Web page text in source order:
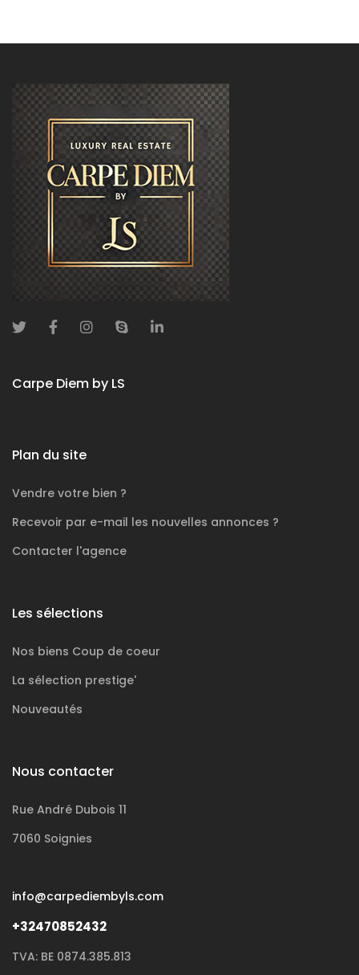
Carpe Diem by LS
Plan du site
Vendre votre bien ?
Recevoir par e-mail les nouvelles annonces ?
Contacter l'agence
Les sélections
Nos biens Coup de coeur
La sélection prestige'
Nouveautés
Nous contacter
Rue André Dubois 11
7060 Soignies
info@carpediembyls.com
+32470852432
TVA: BE 0874.385.813